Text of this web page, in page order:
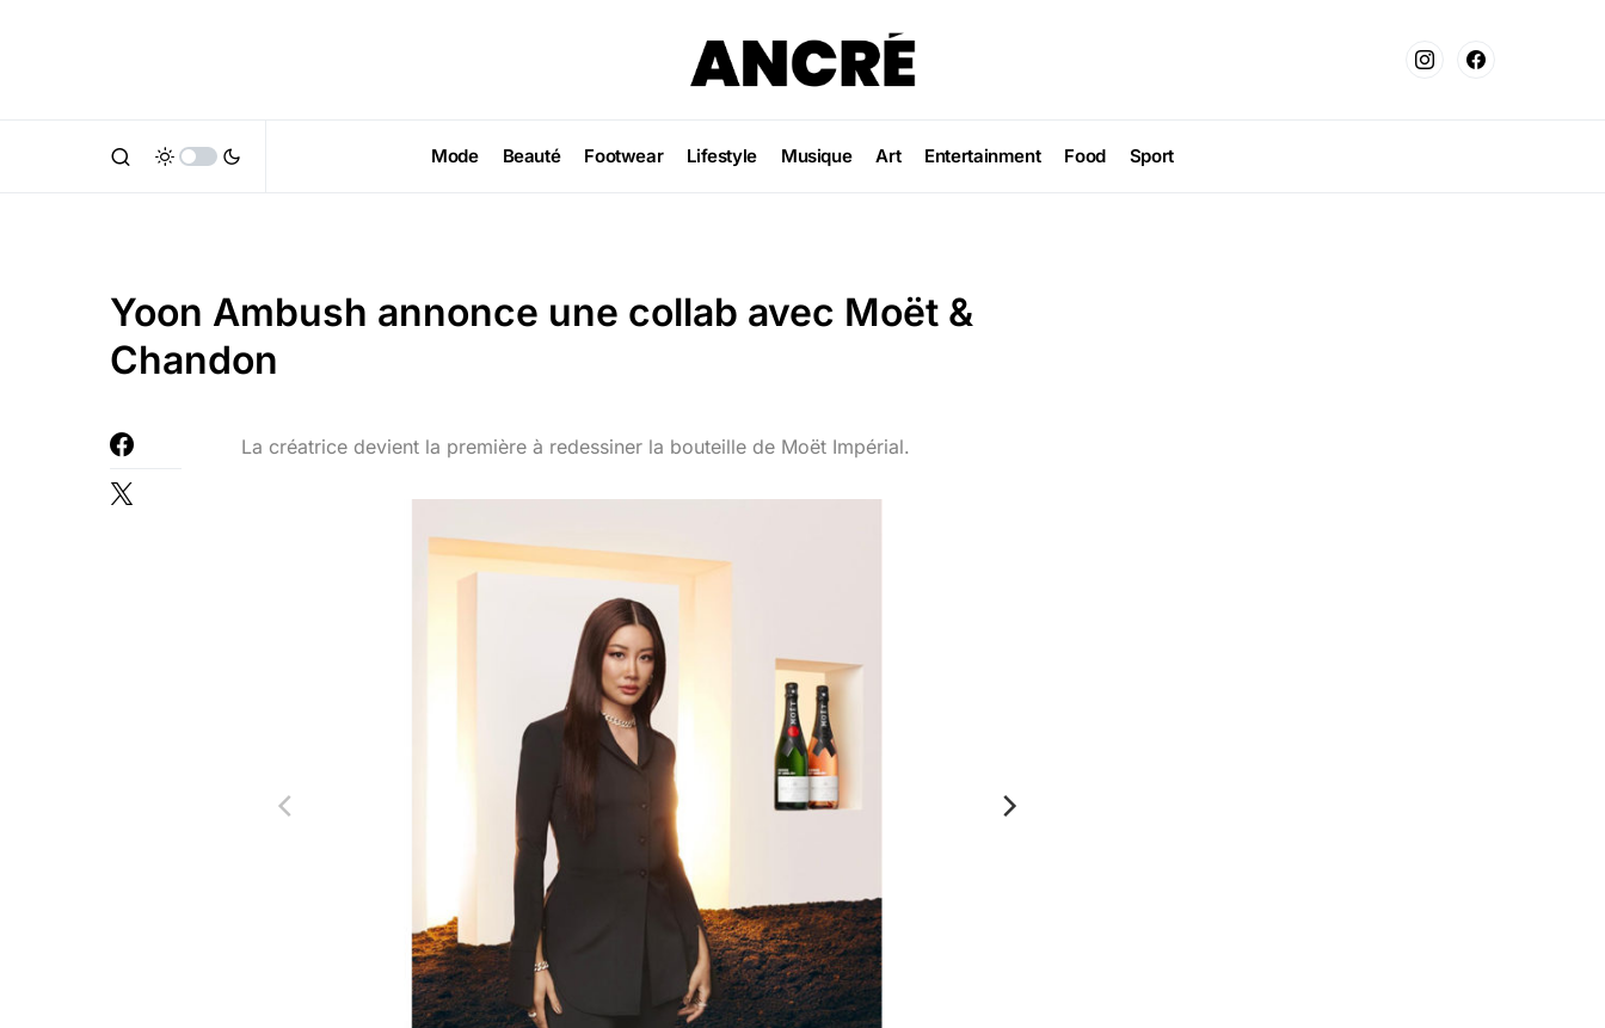
Mode Beauté Footwear Lifestyle Musique Art Entertainment Food Sport
Yoon Ambush annonce une collab avec Moët &
Chandon
La créatrice devient la première à redessiner la bouteille de Moët Impérial.